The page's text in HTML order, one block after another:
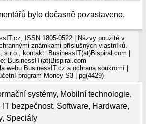
systémy, Mobilní technologie,
, IT bezpečnost, Software, Hardware,
, Speciály
bylo dočasně pozastaveno.
ISSN 1805-0522 | Názvy použité v
známkami příslušných vlastníků.
s.r.o., kontakt: BusinessIT(at)Bispiral.com |
BusinessIT(at)Bispiral.com
webu BusinessIT.cz a ochrana soukromí|
program Money S3 | pg(4429)